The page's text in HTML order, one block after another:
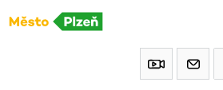
Přeskočit